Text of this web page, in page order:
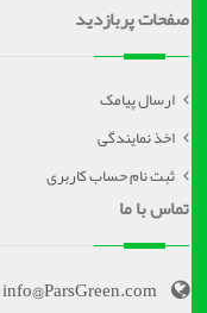
صفحات پربازدید
ارسال پیامک
اخذ نمایندگی
ثبت نام حساب کاربری
تماس با ما
info@ParsGreen.com